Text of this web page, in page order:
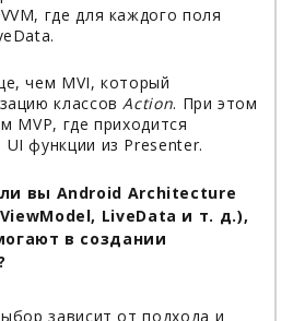
где для каждого поля
чем MVI, который
классовAction. При этом
MVP, где приходится
функции из Presenter.
вы Android Architecture
LiveData и т. д.),
в создании
зависит от подхода и